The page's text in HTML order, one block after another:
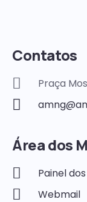
Contatos
Praça
Área dos
Painel
Webmail